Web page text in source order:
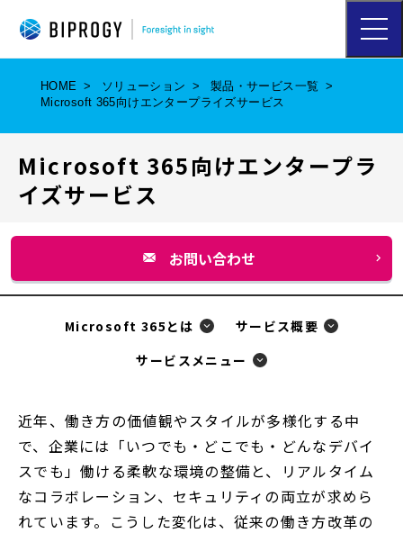
ハ
ン
メ
ュ
HOME ソリューション
製品・サービス一覧
Microsoft 365向けエンタープライズサービス
Microsoft 365向けエンタープラ
イズサービス
お問い合わせ
ウ
ィ
ド
で
開
く
Microsoft 365とは
サービス概要
サービスメニュー
近年、働き方の価値観やスタイルが多様化する中
で、企業には「いつでも・どこでも・どんなデバイ
スでも」働ける柔軟な環境の整備と、リアルタイム
なコラボレーション、セキュリティの両立が求めら
れています。こうした変化は、従来の働き方改革の